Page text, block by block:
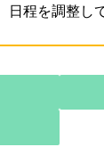
程を調整し